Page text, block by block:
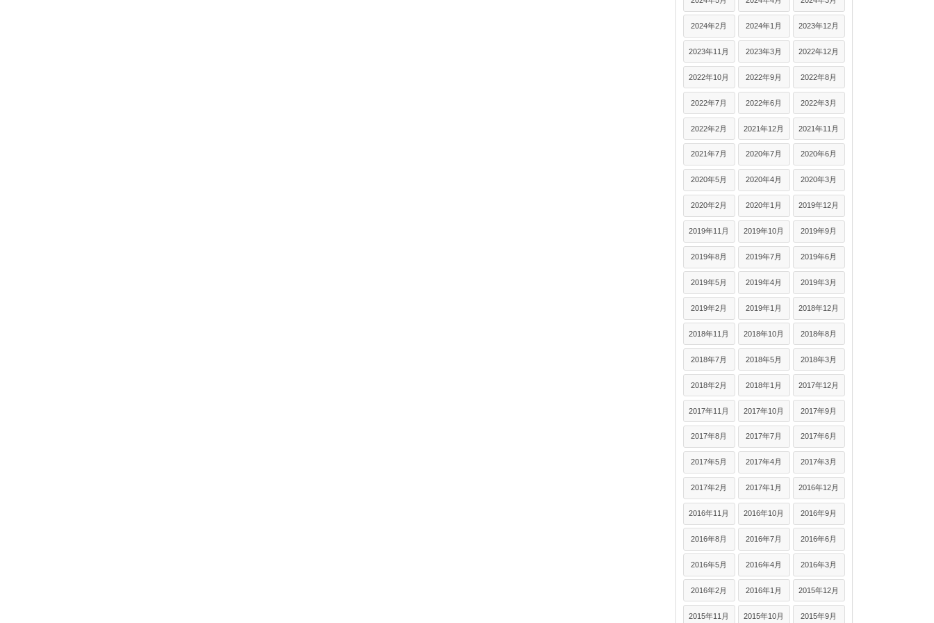
2024年2月 2024年1月 2023年12月
2023年11月 2023年3月 2022年12月
2022年10月 2022年9月 2022年8月
2022年7月 2022年6月 2022年3月
2022年2月 2021年12月 2021年11月
2021年7月 2020年7月 2020年6月
2020年5月 2020年4月 2020年3月
2020年2月 2020年1月 2019年12月
2019年11月 2019年10月 2019年9月
2019年8月 2019年7月 2019年6月
2019年5月 2019年4月 2019年3月
2019年2月 2019年1月 2018年12月
2018年11月 2018年10月 2018年8月
2018年7月 2018年5月 2018年3月
2018年2月 2018年1月 2017年12月
2017年11月 2017年10月 2017年9月
2017年8月 2017年7月 2017年6月
2017年5月 2017年4月 2017年3月
2017年2月 2017年1月 2016年12月
2016年11月 2016年10月 2016年9月
2016年8月 2016年7月 2016年6月
2016年5月 2016年4月 2016年3月
2016年2月 2016年1月 2015年12月
2015年11月 2015年10月 2015年9月